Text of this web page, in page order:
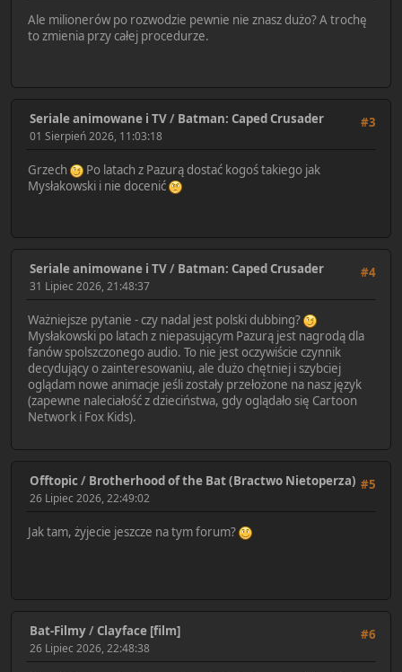
Ale milionerów po rozwodzie pewnie nie znasz dużo? A trochę
to zmienia przy całej procedurze.
#3
Seriale animowane i TV/ Batman: Caped Crusader
01 Sierpień 2026, 11:03:18
Grzech
Po latach z Pazurą dostać kogoś takiego jak
Mysłakowski i nie docenić
#4
Seriale animowane i TV/ Batman: Caped Crusader
31 Lipiec 2026, 21:48:37
Ważniejsze pytanie - czy nadal jest polski dubbing?
Mysłakowski po latach z niepasującym Pazurą jest nagrodą dla
fanów spolszczonego audio. To nie jest oczywiście czynnik
decydujący o zainteresowaniu, ale dużo chętniej i szybciej
oglądam nowe animacje jeśli zostały przełożone na nasz język
(zapewne naleciałość z dzieciństwa, gdy oglądało się Cartoon
Network i Fox Kids).
#5
Offtopic/ Brotherhood of the Bat (Bractwo Nietoperza)
26 Lipiec 2026, 22:49:02
Jak tam, żyjecie jeszcze na tym forum?
#6
Bat-Filmy/Clayface [film]
26 Lipiec 2026, 22:48:38